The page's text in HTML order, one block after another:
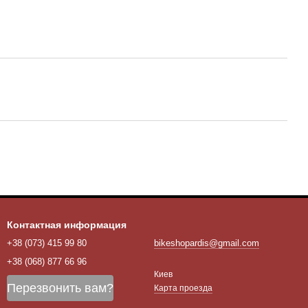
Контактная информация
+38 (073) 415 99 80
+38 (068) 877 66 96
Перезвонить вам?
bikeshopardis@gmail.com
Киев
Карта проезда